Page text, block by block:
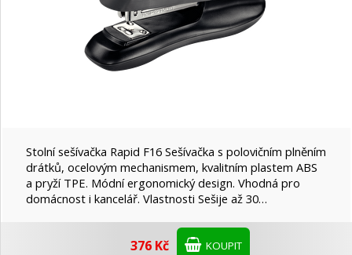
Stolní sešívačka Rapid F16 Sešívačka s polovičním plněním
drátků, ocelovým mechanismem, kvalitním plastem ABS
a pryží TPE. Módní ergonomický design. Vhodná pro
domácnost i kancelář. Vlastnosti Sešije až 30…
376 Kč KOUPIT